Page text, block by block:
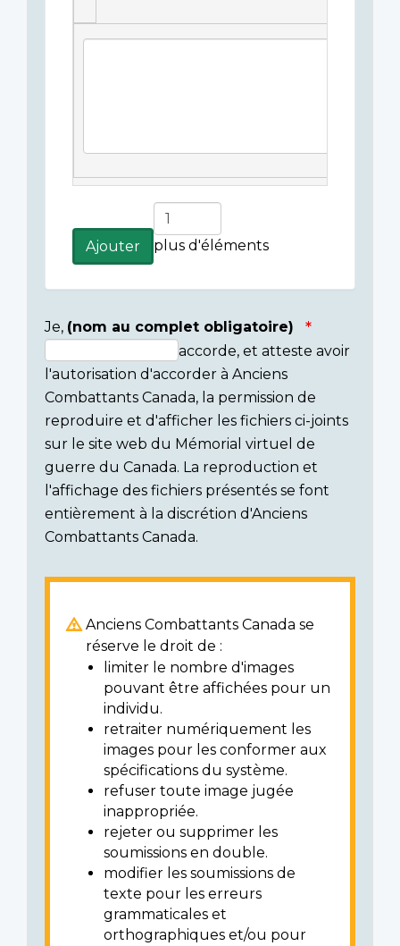
Ajouter
Ajouter
plus
d'éléments
plus d'éléments
Consent
section
Je, (nom au complet obligatoire)
accorde, et atteste avoir
l'autorisation d'accorder à Anciens
Combattants Canada, la permission de
reproduire et d'afficher les fichiers ci-joints
sur le site web du Mémorial virtuel de
guerre du Canada. La reproduction et
l'affichage des fichiers présentés se font
entièrement à la discrétion d'Anciens
Combattants Canada.
Anciens Combattants Canada se
réserve le droit de :
limiter le nombre d'images
pouvant être affichées pour un
individu.
retraiter numériquement les
images pour les conformer aux
spécifications du système.
refuser toute image jugée
inappropriée.
rejeter ou supprimer les
soumissions en double.
modifier les soumissions de
texte pour les erreurs
grammaticales et
orthographiques et/ou pour